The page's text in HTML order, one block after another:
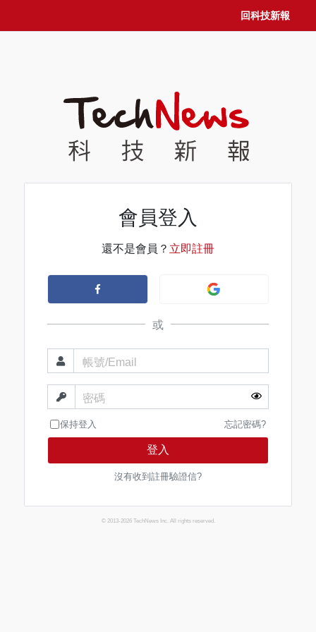
回科技新報
會員登入
還不是會員？ 立即註冊
或
帳號/Email
密碼
保持登入 忘記密碼?
登入
沒有收到註冊驗證信?
© 2013-2026 TechNews Inc. All rights reserved.